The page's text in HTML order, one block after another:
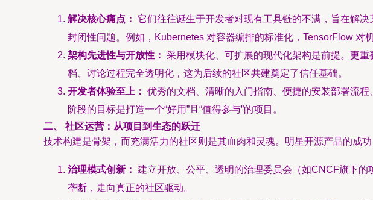
解决核心痛点： 它们往往诞生于开发者对现有工具链的不满，旨在解
封闭性问题。例如，Kubernetes 对容器编排的标准化，TensorFlow 对
架构先进性与开放性： 采用模块化、可扩展的现代化架构是前提。更
档、讨论过程完全透明化，这为后续的社区共建奠定了信任基础。
开发者体验至上： 优秀的文档、清晰的入门指南、便捷的安装部署流
阶段的目标是打造一个“好用”且“值得参与”的项目。
二、 社区运营：从项目到生态的跃迁
技术构建是骨架，而充满活力的社区则是其血肉和灵魂。明星开源产品的成功
治理模式创新： 建立开放、公平、透明的治理委员会（如CNCF旗下
垄断，走向真正的社区驱动。